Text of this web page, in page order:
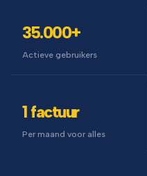
35.000+
Actieve gebruikers
1 factuur
Per maand voor alles